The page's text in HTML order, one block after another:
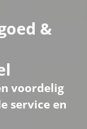
&
voordelig
service en